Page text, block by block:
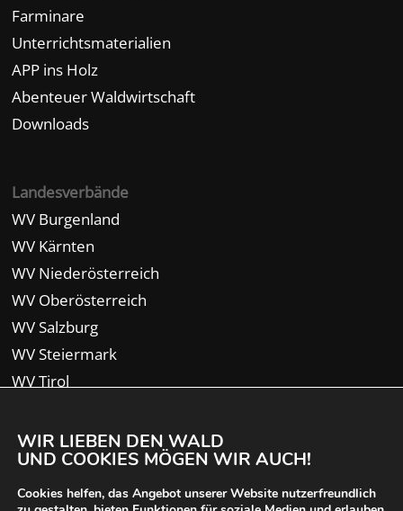
Farminare
Unterrichtsmaterialien
APP ins Holz
Abenteuer Waldwirtschaft
Downloads
Landesverbände
WV Burgenland
WV Kärnten
WV Niederösterreich
WV Oberösterreich
WV Salzburg
WV Steiermark
WV Tirol
WIR LIEBEN DEN WALD
UND COOKIES MÖGEN WIR AUCH!
Cookies helfen, das Angebot unserer Website nutzerfreundlich